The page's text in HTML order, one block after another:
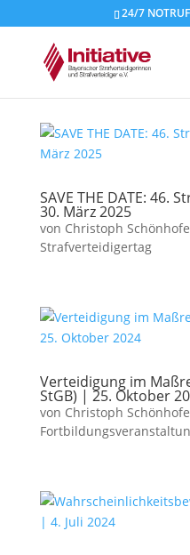
24/7
SAVE THE DATE: 46.
30. März 2025
von Christoph
Strafverteidigertag
Verteidigung im
StGB) | 25. Oktober
von Christoph